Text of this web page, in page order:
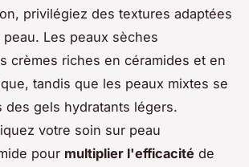
privilégiez des textures adaptées
Les peaux sèches
crèmes riches en céramides et en
tandis que les peaux mixtes se
des gels hydratants légers.
votre soin sur peau
pour multiplier l'efficacité de